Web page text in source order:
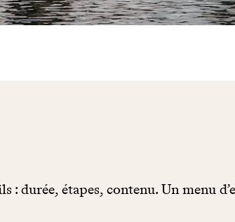
durée, étapes, contenu. Un menu